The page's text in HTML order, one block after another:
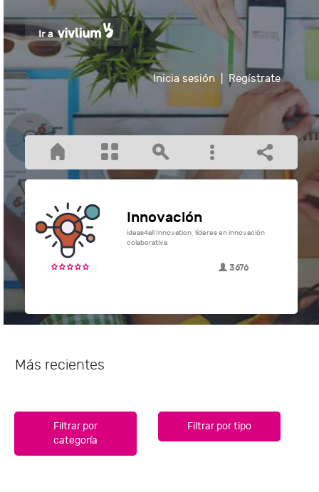
Inicia sesión Regístrate
Innovación
ideas4all Innovation, líderes en innovación
colaborativa
3676
Más recientes
Filtrar por
categoría
Filtrar por tipo